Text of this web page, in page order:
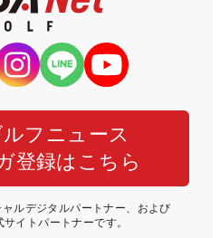
フニュース
登録はこちら
ルデジタルパートナー、および
イトパートナーです。